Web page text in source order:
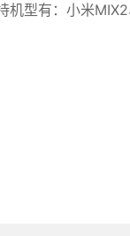
机型有：小米